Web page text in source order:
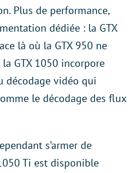
Plus de performance,
dédiée : la GTX
là où la GTX 950 ne
GTX 1050 incorpore
décodage vidéo qui
le décodage des flux
s’armer de
Ti est disponible